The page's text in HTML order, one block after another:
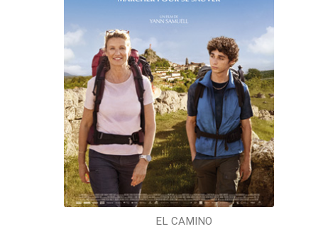
EL CAMINO